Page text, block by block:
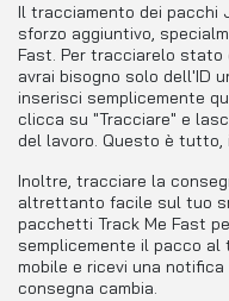
Il tracciamento dei pacchi
sforzo aggiuntivo,
Fast. Per tracciarelo stato
avrai bisogno solo dell'ID
inserisci semplicemente
clicca su "Tracciare" e
del lavoro. Questo è tutto,
Inoltre, tracciare la
altrettanto facile sul tuo
pacchetti Track Me Fast
semplicemente il pacco al
mobile e ricevi una
consegna cambia.